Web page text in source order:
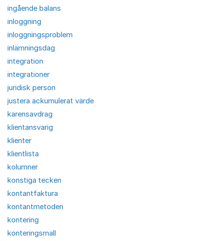
ingående balans
inloggning
inloggningsproblem
inlämningsdag
integration
integrationer
juridisk person
justera ackumulerat värde
karensavdrag
klientansvarig
klienter
klientlista
kolumner
konstiga tecken
kontantfaktura
kontantmetoden
kontering
konteringsmall